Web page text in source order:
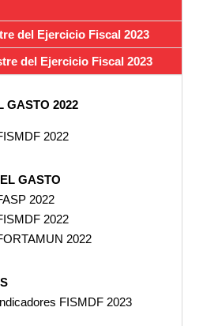
del Ejercicio Fiscal 2023
del Ejercicio Fiscal 2023
GASTO 2022
2022
GASTO
2022
2022
2022
FISMDF 2023